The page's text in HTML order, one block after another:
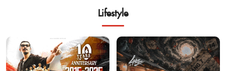
Lifestyle